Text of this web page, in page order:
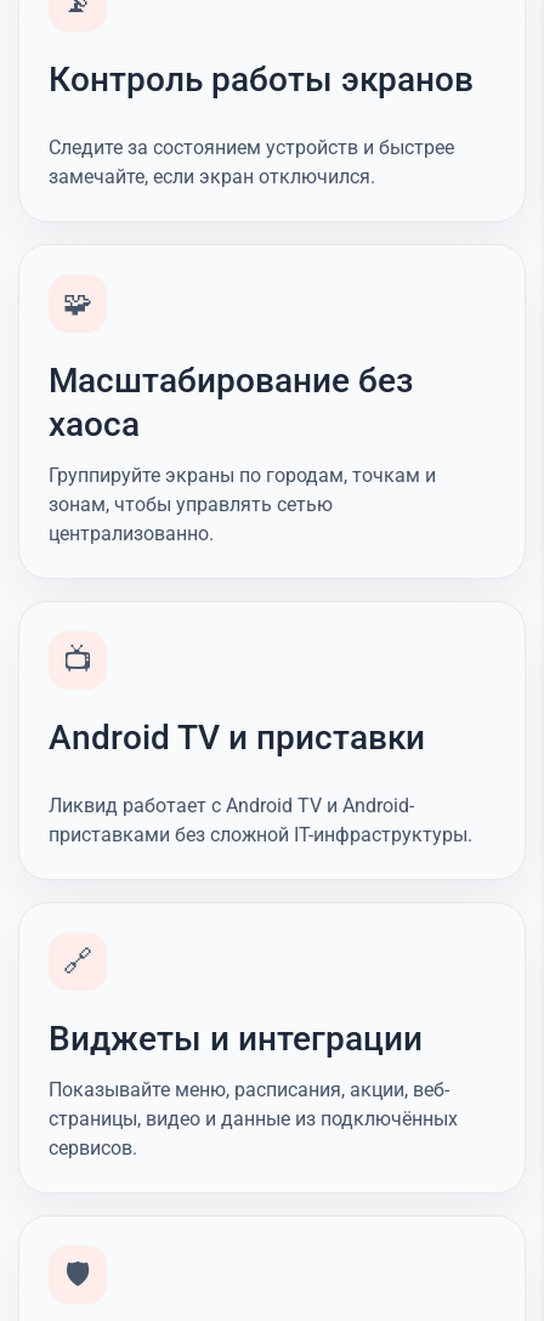
Контроль работы экранов
Следите за состоянием устройств и быстрее
замечайте, если экран отключился.
🧩
Масштабирование без
хаоса
Группируйте экраны по городам, точкам и
зонам, чтобы управлять сетью
централизованно.
📺
Android TV и приставки
Ликвид работает с Android TV и Android-
приставками без сложной IT-инфраструктуры.
🔗
Виджеты и интеграции
Показывайте меню, расписания, акции, веб-
страницы, видео и данные из подключённых
сервисов.
🛡️